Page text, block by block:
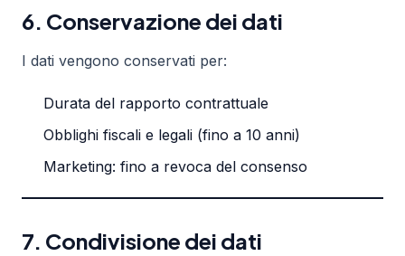
6. Conservazione dei dati
I dati vengono conservati per:
Durata del rapporto contrattuale
Obblighi fiscali e legali (fino a 10 anni)
Marketing: fino a revoca del consenso
7. Condivisione dei dati